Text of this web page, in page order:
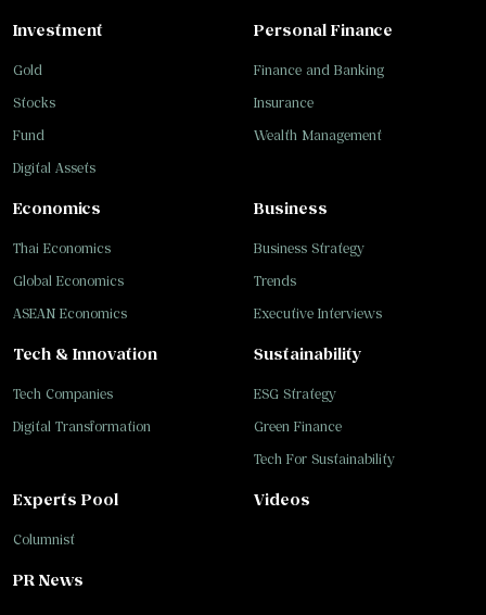
Investment
Gold
Stocks
Fund
Digital Assets
Personal Finance
Finance and Banking
Insurance
Wealth Management
Business
Business Strategy
Trends
Executive Interviews
Tech & Innovation
Tech Companies
Digital Transformation
Sustainability
ESG Strategy
Green Finance
Tech For Sustainability
Economics
Thai Economics
Global Economics
ASEAN Economics
Experts Pool
Columnist
Videos
PR News